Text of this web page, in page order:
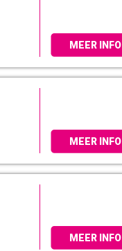
MEER INFO
MEER INFO
MEER INFO